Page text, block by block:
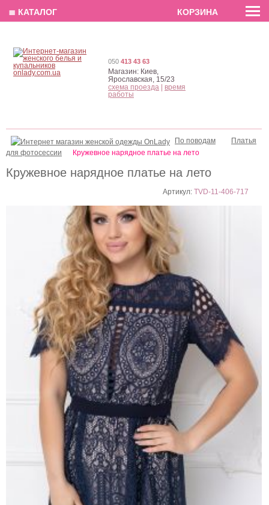
EN РУС
Кружевное нарядное платье на лето
Артикул:TVD-11-406-717
По поводам
Платья
для фотосессии
Кружевное нарядное платье на лето
050 413 43 63
Магазин: Киев,
Ярославская, 15/23
схема проезда
время
работы
≣ КАТАЛОГ КОРЗИНА